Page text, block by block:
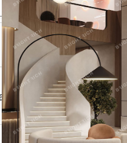
Контактный телефон: